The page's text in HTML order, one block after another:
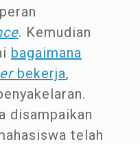
. Kemudian
bagaimana
bekerja,
disampaikan
telah